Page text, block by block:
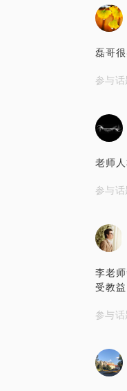
磊哥
参与
老师
参与
李老
受教益
参与